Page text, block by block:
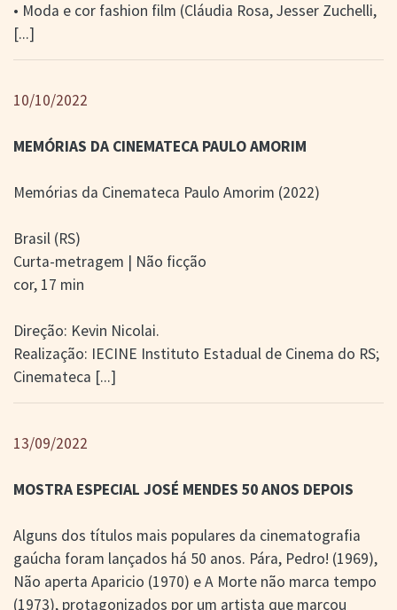
• Moda e cor fashion film (Cláudia Rosa, Jesser Zuchelli,
[...]
10/10/2022
MEMÓRIAS DA CINEMATECA PAULO AMORIM
Memórias da Cinemateca Paulo Amorim (2022)
Brasil (RS)
Curta-metragem | Não ficção
cor, 17 min
Direção: Kevin Nicolai.
Realização: IECINE Instituto Estadual de Cinema do RS;
Cinemateca [...]
13/09/2022
MOSTRA ESPECIAL JOSÉ MENDES 50 ANOS DEPOIS
Alguns dos títulos mais populares da cinematografia
gaúcha foram lançados há 50 anos. Pára, Pedro! (1969),
Não aperta Aparicio (1970) e A Morte não marca tempo
(1973), protagonizados por um artista que marcou